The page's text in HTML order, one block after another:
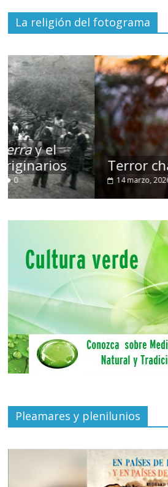
La religión del fotograma
Terror chamánico
14 marzo, 2026 Julio Martínez
Pleamares y plenilunios